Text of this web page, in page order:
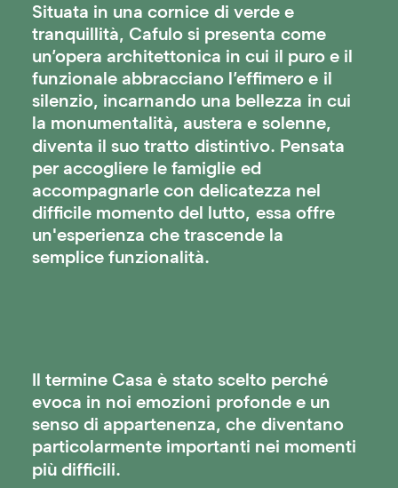
Situata in una cornice di verde e
tranquillità, Cafulo si presenta come
un’opera architettonica in cui il puro e il
funzionale abbracciano l’effimero e il
silenzio, incarnando una bellezza in cui
la monumentalità, austera e solenne,
diventa il suo tratto distintivo. Pensata
per accogliere le famiglie ed
accompagnarle con delicatezza nel
difficile momento del lutto, essa offre
un'esperienza che trascende la
semplice funzionalità.
Il termine Casa è stato scelto perché
evoca in noi emozioni profonde e un
senso di appartenenza, che diventano
particolarmente importanti nei momenti
più difficili.